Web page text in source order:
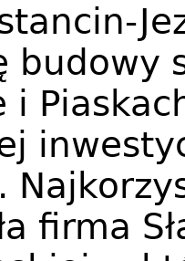
budowy
i
firma